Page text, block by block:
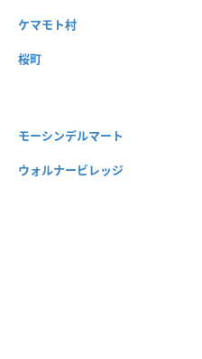
ケマモト村
桜町
モーシンデルマート
ウォルナービレッジ